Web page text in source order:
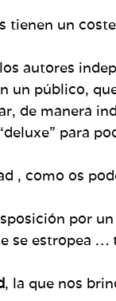
tienen un
autores
un público,
de manera
para
, como os
por
se estropea …
, la que nos